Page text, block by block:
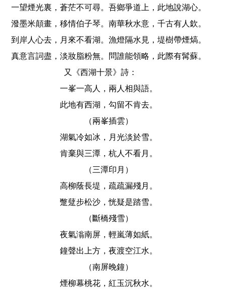
一望煙光裏，蒼茫不可尋。吾鄉爭道上，此地說湖心。
潑墨米顛畫，移情伯子琴。南華秋水意，千古有人欽。
到岸人心去，月來不看湖。漁燈隔水見，堤樹帶煙熇。
真意言詞盡，淡妝脂粉無。問誰能領略，此際有髯蘇。
又《西湖十景》詩：
一峯一高人，兩人相與語。
此地有西湖，勾留不肯去。
（兩峯插雲）
湖氣冷如冰，月光淡於雪。
肯棄與三潭，杭人不看月。
（三潭印月）
高柳蔭長堤，疏疏漏殘月。
蹩躠步松沙，恍疑是踏雪。
（斷橋殘雪）
夜氣滃南屏，輕嵐薄如紙。
鐘聲出上方，夜渡空江水。
（南屏晚鐘）
煙柳幕桃花，紅玉沉秋水。